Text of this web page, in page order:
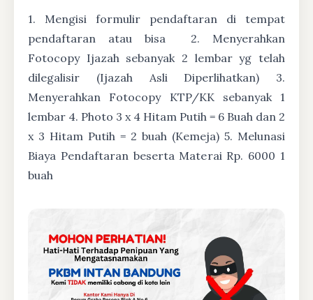
1. Mengisi formulir pendaftaran di tempat
pendaftaran atau bisa
2. Menyerahkan
Fotocopy Ijazah sebanyak 2 lembar yg telah
dilegalisir (Ijazah Asli Diperlihatkan) 3.
Menyerahkan Fotocopy KTP/KK sebanyak 1
lembar 4. Photo 3 x 4 Hitam Putih = 6 Buah dan 2
x 3 Hitam Putih = 2 buah (Kemeja) 5. Melunasi
Biaya Pendaftaran beserta Materai Rp. 6000 1
buah